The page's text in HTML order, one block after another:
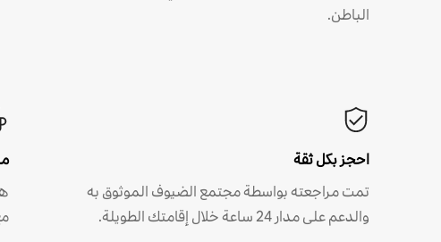
الباطن.
احجز بكل ثقة
تمت مراجعته بواسطة مجتمع الضيوف الموثوق به
والدعم على مدار 24 ساعة خلال إقامتك الطويلة.